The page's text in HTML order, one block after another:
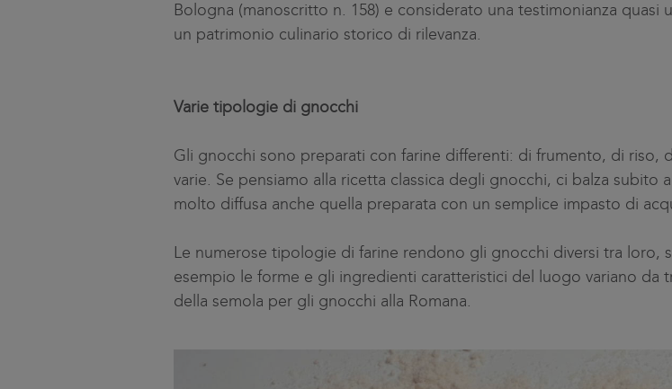
Bologna (manoscritto n. 158) e considerato una testimonianza
un patrimonio culinario storico di rilevanza.
Varie tipologie di gnocchi
Gli gnocchi sono preparati con farine differenti: di frumento, di riso,
varie. Se pensiamo alla ricetta classica degli gnocchi, ci balza subito
molto diffusa anche quella preparata con un semplice impasto di
Le numerose tipologie di farine rendono gli gnocchi diversi tra loro,
esempio le forme e gli ingredienti caratteristici del luogo variano da
della semola per gli gnocchi alla Romana.